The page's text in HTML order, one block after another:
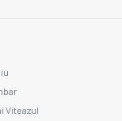
Viteazul